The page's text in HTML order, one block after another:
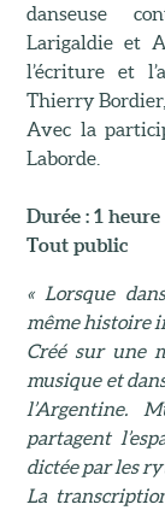
danseuse
Larigaldie et
l’écriture et
Thierry
Avec la
Laborde.
Durée : 1 heure
Tout public
« Lorsque
même histoire
Créé sur une
musique et
l’Argentine.
partagent
dictée par les
La